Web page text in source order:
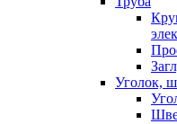
Уголок,